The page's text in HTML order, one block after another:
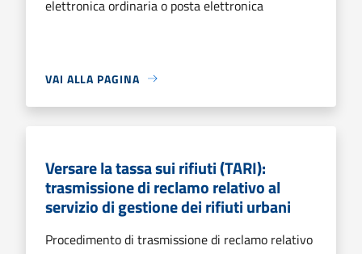
elettronica ordinaria o posta elettronica
VAI ALLA PAGINA
Versare la tassa sui rifiuti (TARI):
trasmissione di reclamo relativo al
servizio di gestione dei rifiuti urbani
Procedimento di trasmissione di reclamo relativo